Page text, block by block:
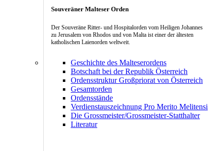
Souveräner Malteser Orden
Der Souveräne Ritter- und Hospitalorden vom Heiligen Johannes
zu Jerusalem von Rhodos und von Malta ist einer der ältesten
katholischen Laienorden weltweit.
Geschichte des Malteserordens
Botschaft bei der Republik Österreich
Ordensstruktur Großpriorat von Österreich
Gesamtorden
Ordensstände
Verdienstauszeichnung Pro Merito Melitensi
Die Grossmeister/Grossmeister-Statthalter
Literatur